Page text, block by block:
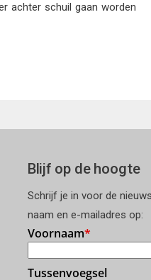
achter schuil gaan worden
Blijf op de hoogte
Schrijf je in voor de
naam en e-mailadres op: